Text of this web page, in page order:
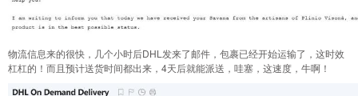
物流信息来的很快，几个小时后DHL发来了邮件，包裹已经开始运输了，这时效
杠杠的！而且预计送货时间都出来，4天后就能派送，哇塞，这速度，牛啊！